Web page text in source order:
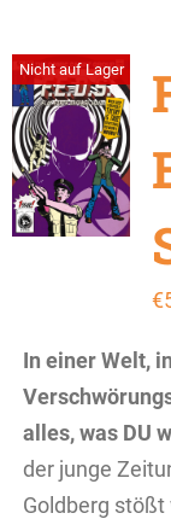
Nicht auf Lager
€
In einer Welt,
alles, was DU
der junge
Goldberg